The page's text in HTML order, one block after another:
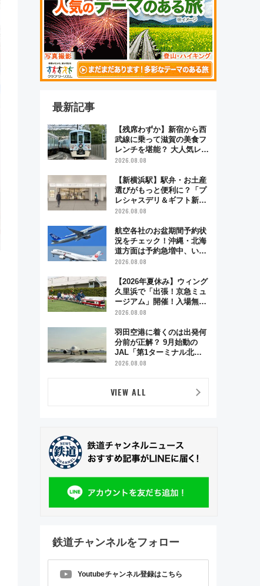
最新記事
【残席わずか】新宿から西
武線に乗って滋賀の美食フ
レンチを堪能？ 大人気レス
トラン列車「52席の至福」
の特別コラボ
2026.08.08
【新横浜駅】駅弁・お土産
選びがもっと便利に？「プ
レシャスデリ＆ギフト新横
浜」がオープン 場所や営
2026.08.08
航空各社のお盆期間予約状
況をチェック！沖縄・北海
道方面は予約急増中、いま
から狙うべき日は？
2026.08.08
【2026年夏休み】ウィング
久里浜で「出張！京急ミュ
ージアム」開催！入場無料
でスタンプラリーや子ども
2026.08.08
羽田空港に着くのは出発何
分前が正解？ 9月始動の
JAL「第1ターミナル北側
サテライト」は徒歩1キロ
2026.08.08
VIEW ALL
鉄道チャンネルをフォロー
Youtubeチャンネル登録はこちら